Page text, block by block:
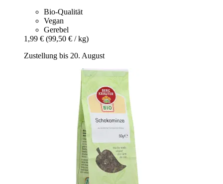
Bio-Qualität
Vegan
Gerebel
1,99 € (99,50 € / kg)
Zustellung bis 20. August